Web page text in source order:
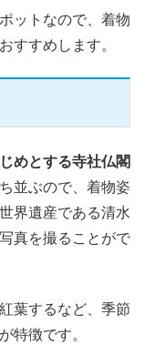
ットなので、着物
すすめします。
めとする寺社仏閣
並ぶので、着物姿
界遺産である清水
真を撮ることがで
葉するなど、季節
特徴です。